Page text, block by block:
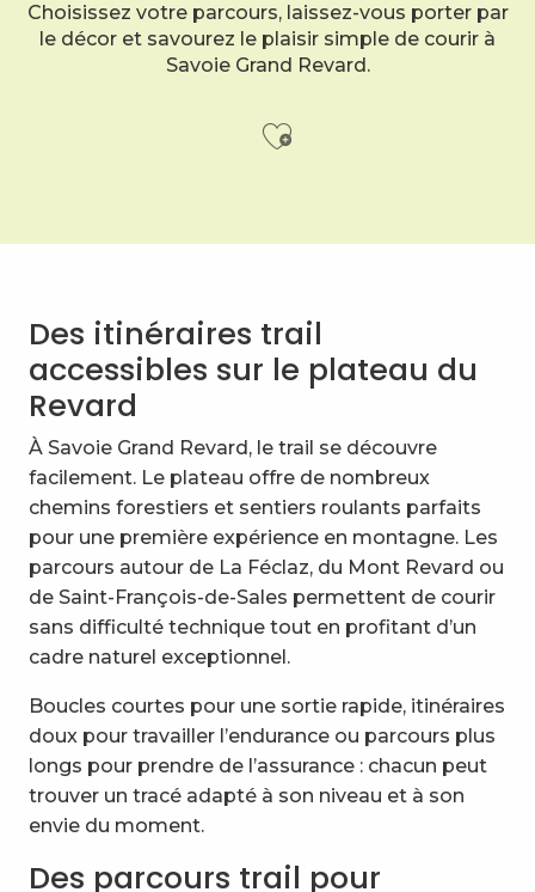
Choisissez votre parcours, laissez-vous porter par
le décor et savourez le plaisir simple de courir à
Savoie Grand Revard.
Ajouter aux
Les balcons du lac du Bourget
La croix du Nivolet depuis Le Sire
Tour des Bauges - Rando Pédestre 6 jours
La croix du Nivolet depuis le Plateau Sud
Randonnée au Refuge de La Plate
Randonnée au Mont Margeriaz depuis Plainpalais
Les crêtes du Revard
Sur les traces de La Crémaillère
La Croix des bergers depuis Crolles-Le Revard
Des itinéraires trail
accessibles sur le plateau du
Revard
À Savoie Grand Revard, le trail se découvre
facilement. Le plateau offre de nombreux
chemins forestiers et sentiers roulants parfaits
pour une première expérience en montagne. Les
parcours autour de La Féclaz, du Mont Revard ou
de Saint-François-de-Sales permettent de courir
sans difficulté technique tout en profitant d’un
cadre naturel exceptionnel.
Boucles courtes pour une sortie rapide, itinéraires
doux pour travailler l’endurance ou parcours plus
longs pour prendre de l’assurance : chacun peut
trouver un tracé adapté à son niveau et à son
envie du moment.
Des parcours trail pour